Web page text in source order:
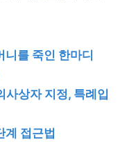
를 죽인 한마디
사상자 지정, 특례입
계 접근법